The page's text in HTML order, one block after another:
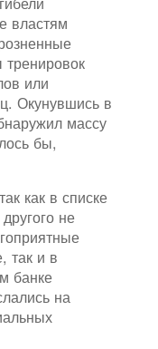
властям
или
Окунувшись в
массу
бы,
как в списке
не
так и в
банке
на